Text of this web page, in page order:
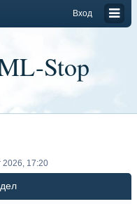
Вход
Stop
2026, 17:20